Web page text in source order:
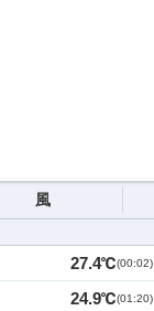
風
27.4℃(00:02)
24.9℃(01:20)